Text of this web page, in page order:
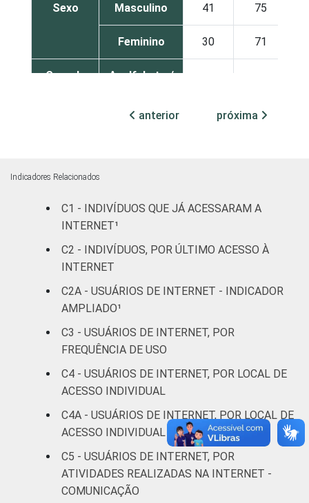
Sexo Masculino 41 75
Feminino 30 71
Grau de
Analfabeto /
infantil
Superior 28 77
Faixa
etária
De 10 a 15
74 87
De 16 a 24
De 25 a 34
De 35 a 44
anos
De 45 a 59
anos
16
De 60 anos
anterior próxima
Indicadores Relacionados
C1 - INDIVÍDUOS QUE JÁ ACESSARAM A
INTERNET¹
C2 - INDIVÍDUOS, POR ÚLTIMO ACESSO À
INTERNET
C2A - USUÁRIOS DE INTERNET - INDICADOR
AMPLIADO¹
C3 - USUÁRIOS DE INTERNET, POR
FREQUÊNCIA DE USO
C4 - USUÁRIOS DE INTERNET, POR LOCAL DE
ACESSO INDIVIDUAL
C4A - USUÁRIOS DE INTERNET, POR LOCAL DE
ACESSO INDIVIDUAL MAIS FREQUENTE
C5 - USUÁRIOS DE INTERNET, POR
ATIVIDADES REALIZADAS NA INTERNET -
COMUNICAÇÃO